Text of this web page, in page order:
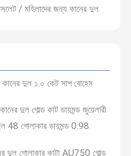
/ মহিলাদের জন্য কানের দুল
কানের দুল ১.০ কেট সাপ বোহেম
দুল গোল্ড কাট ডায়মন্ড জুয়েলারী
48 গোলাকার ডায়মন্ড 0.98
দুল গোলাকার কাটা AU750 গোল্ড